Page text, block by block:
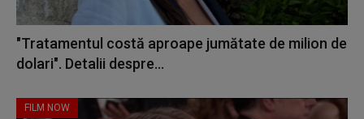
"Tratamentul costă aproape jumătate de milion de
dolari". Detalii despre...
FILM NOW